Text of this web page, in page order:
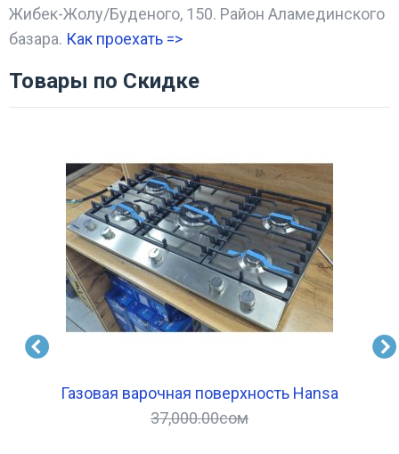
Жибек-Жолу/Буденого, 150. Район Аламединского
базара. Как проехать =>
Товары по Скидке
Газовая варочная поверхность Hansa
37,000.00сом